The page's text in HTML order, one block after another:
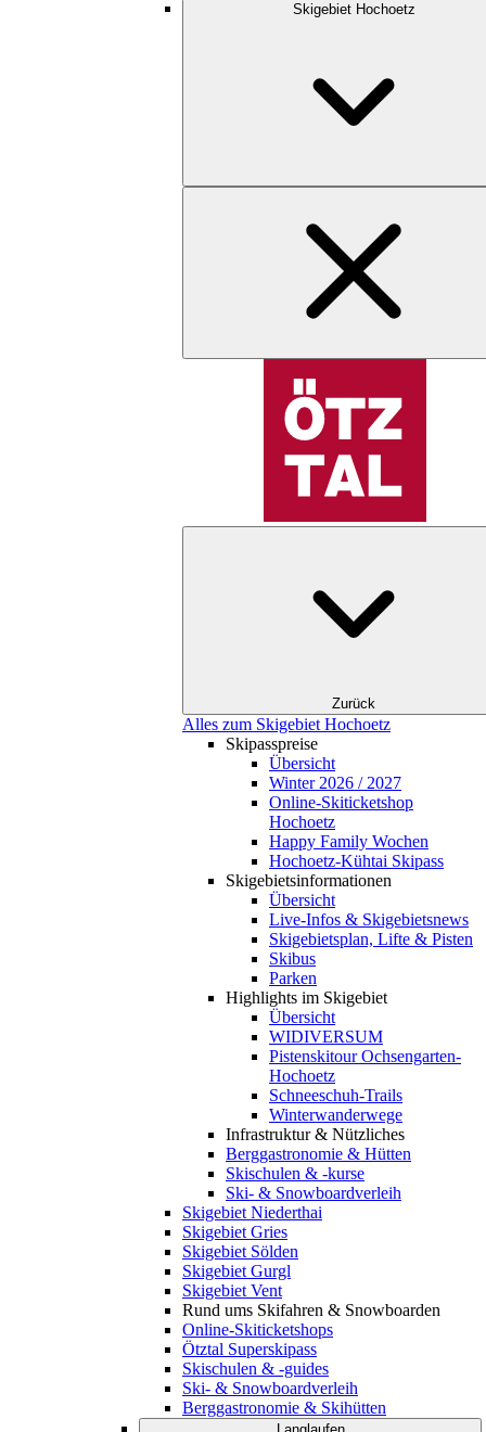
Skigebiet Hochoetz
Zurück
Alles zum Skigebiet Hochoetz
Skipasspreise
Übersicht
Winter 2026 / 2027
Online-Skiticketshop
Hochoetz
Happy Family Wochen
Hochoetz-Kühtai Skipass
Skigebietsinformationen
Übersicht
Live-Infos & Skigebietsnews
Skigebietsplan, Lifte & Pisten
Skibus
Parken
Highlights im Skigebiet
Übersicht
WIDIVERSUM
Pistenskitour Ochsengarten-
Hochoetz
Schneeschuh-Trails
Winterwanderwege
Infrastruktur & Nützliches
Berggastronomie & Hütten
Skischulen & -kurse
Ski- & Snowboardverleih
Skigebiet Niederthai
Skigebiet Gries
Skigebiet Sölden
Skigebiet Gurgl
Skigebiet Vent
Rund ums Skifahren & Snowboarden
Online-Skiticketshops
Ötztal Superskipass
Skischulen & -guides
Ski- & Snowboardverleih
Berggastronomie & Skihütten